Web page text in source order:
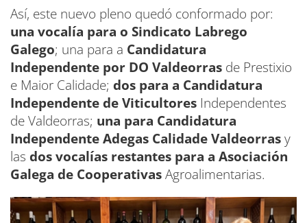
Así, este nuevo pleno quedó conformado por:
una vocalía para o Sindicato Labrego
Galego; una para a Candidatura
Independente por DO Valdeorras de Prestixio
e Maior Calidade; dos para a Candidatura
Independente de Viticultores Independentes
de Valdeorras; una para Candidatura
Independente Adegas Calidade Valdeorrasy
las dos vocalías restantes para a Asociación
Galega de CooperativasAgroalimentarias.